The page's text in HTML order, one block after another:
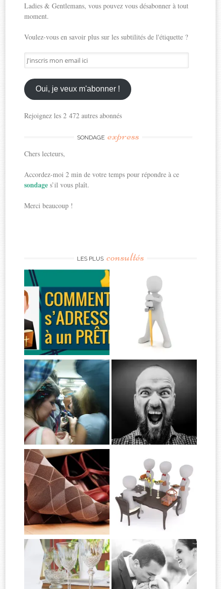
Ladies & Gentlemans, vous pouvez vous désabonner à tout
moment.
Voulez-vous en savoir plus sur les subtilités de l'étiquette ?
J'inscris
mon
email
ici
Oui, je veux m'abonner !
Rejoignez les 2 472 autres abonnés
SONDAGE express
Chers lecteurs,
Accordez-moi 2 min de votre temps pour répondre à ce
sondages’il vous plaît.
Merci beaucoup !
LES PLUS consultés